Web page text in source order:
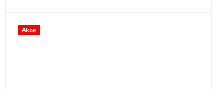
Akce